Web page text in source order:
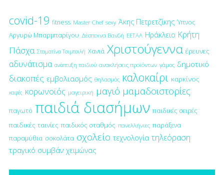
covid-19 fitness Master Chef sexy Άκης Πετρετζίκης Ύπνος
Αργυρώ Μπαρμπαρίγου Δέσποινα Βανδή ΕΕΤΑΑ Ηράκλειο Κρήτη
Πάσχα Σταματίνα Τσιμτσιλή Χανιά Χριστούγεννα έρευνες
αδυνάτισμα ανάπτυξη παιδιού ανακλήσεις προϊόντων γάμος δημοτικό
διακοπές εμβολιασμός θηλασμός καλοκαίρι καρκίνος
καφές κορωνοϊός μαγειρική μαγιό μαμαδοιστορίες
παγωτό παιδιά διασήμων παιδικές σειρές
παιδικές ταινίες παιδικός σταθμός πανελλήνιες παράξενα
παραμύθια σοκολάτα σχολείο τεχνολογία τηλεόραση
τραγικό συμβάν χειμώνας